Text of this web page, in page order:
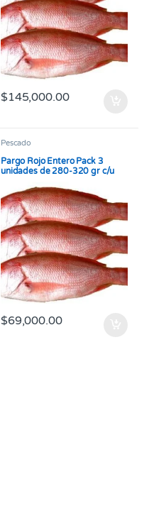
$145,000.00
Pescado
Pargo Rojo Entero Pack 3
unidades de 280-320 gr c/u
$69,000.00